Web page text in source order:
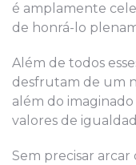
é amplamente
de honrá-lo
Além de todos
desfrutam de um
além do
valores de
Sem precisar arcar